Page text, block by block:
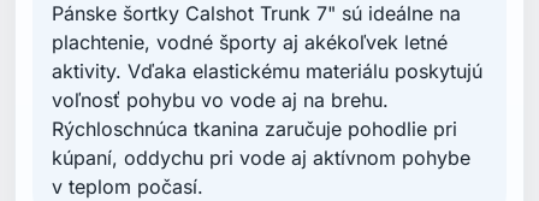
Pánske šortky Calshot Trunk 7" sú ideálne na
plachtenie, vodné športy aj akékoľvek letné
aktivity. Vďaka elastickému materiálu poskytujú
voľnosť pohybu vo vode aj na brehu.
Rýchloschnúca tkanina zaručuje pohodlie pri
kúpaní, oddychu pri vode aj aktívnom pohybe
v teplom počasí.